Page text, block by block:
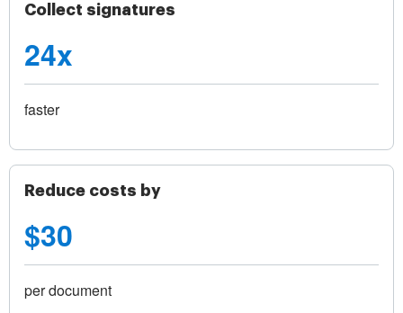
Collect signatures
24x
faster
Reduce costs by
$30
per document